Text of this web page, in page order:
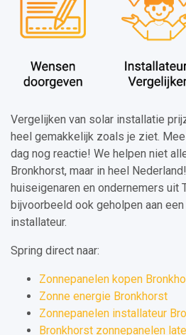
Vergelijken van solar installatie
heel gemakkelijk zoals je ziet.
dag nog reactie! We helpen niet
Bronkhorst, maar in heel
huiseigenaren en ondernemers uit
bijvoorbeeld ook geholpen aan een
installateur.
Spring direct naar:
Zonnepanelen kopen
Zonne energie Bronkhorst
Zonnepanelen installateur
Bronkhorst zonnepanelen